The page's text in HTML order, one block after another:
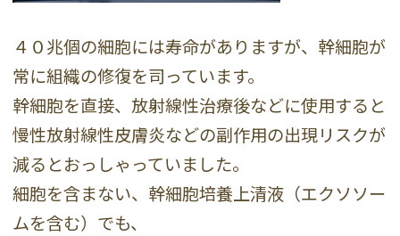
４０兆個の細胞には寿命がありますが、幹細胞が
常に組織の修復を司っています。
幹細胞を直接、放射線性治療後などに使用すると
慢性放射線性皮膚炎などの副作用の出現リスクが
減るとおっしゃっていました。
細胞を含まない、幹細胞培養上清液（エクソソー
ムを含む）でも、